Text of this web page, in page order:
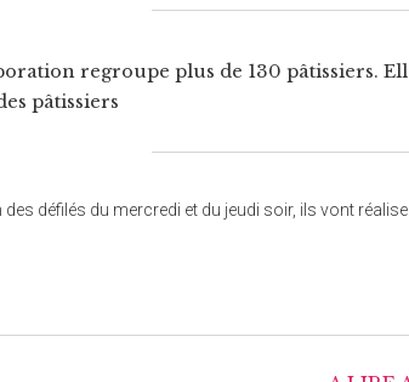
regroupe plus de 130 pâtissiers.
pâtissiers
des défilés du mercredi et du jeudi soir, ils vont